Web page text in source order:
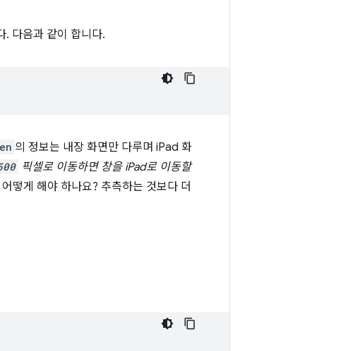
. 다음과 같이 합니다.
의 정보는 내장 화면만 다루며 iPad 화
픽셀로 이동하면 창을 iPad로 이동할
떻게 해야 하나요? 추측하는 것보다 더